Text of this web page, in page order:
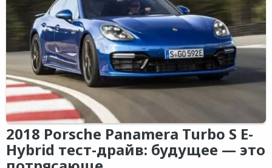
2018 Porsche Panamera Turbo S E-
Hybrid тест-драйв: будущее — это